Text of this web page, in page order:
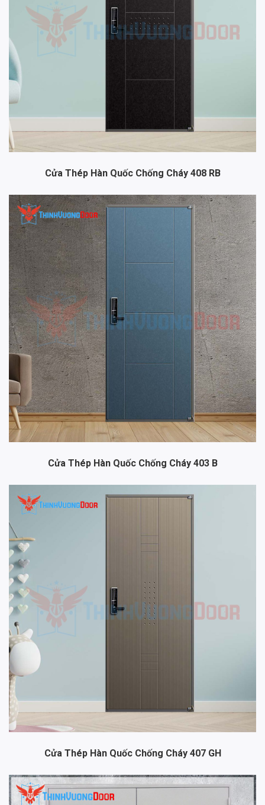
Cửa Thép Hàn Quốc Chống Cháy 408 RB
Cửa Thép Hàn Quốc Chống Cháy 403 B
Cửa Thép Hàn Quốc Chống Cháy 407 GH